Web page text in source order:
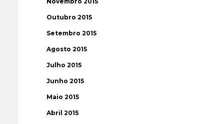
Outubro 2015
Setembro 2015
Agosto 2015
Julho 2015
Junho 2015
Maio 2015
Abril 2015